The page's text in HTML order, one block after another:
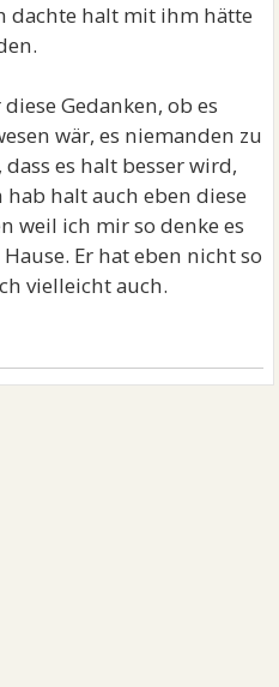
dachte halt mit ihm hätte
Gedanken, ob es
wär, es niemanden zu
es halt besser wird,
hab halt auch eben diese
weil ich mir so denke es
Er hat eben nicht so
vielleicht auch.